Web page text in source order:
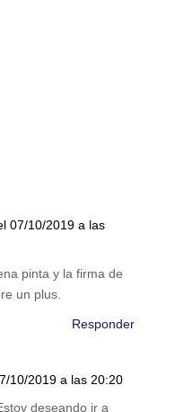
07/10/2019 a las
pinta y la firma de
un plus.
Responder
10/2019 a las 20:20
deseando ir a